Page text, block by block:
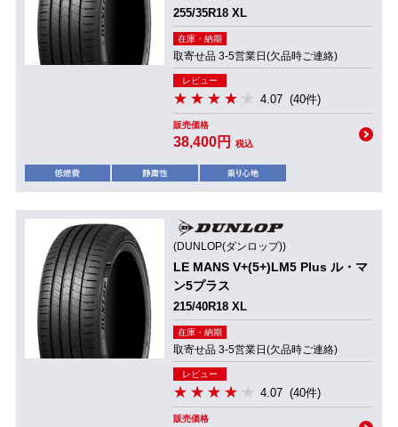
255/35R18 XL
在庫・納期
取寄せ品 3-5営業日(欠品時ご連絡)
レビュー
4.07 (40件)
販売価格
38,400円 税込
(DUNLOP(ダンロップ))
LE MANS V+(5+)LM5 Plus ル・マ
ン5プラス
215/40R18 XL
在庫・納期
取寄せ品 3-5営業日(欠品時ご連絡)
レビュー
4.07 (40件)
販売価格